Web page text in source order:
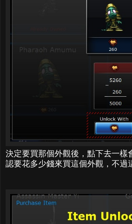
決定要買那個外觀後，點下去一樣
認要花多少錢來買這個外觀，不過